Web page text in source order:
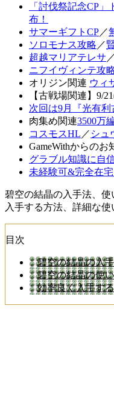
「討伐祭記念CP
布！
サマーギフトCP／
ソロモナス攻略 ／
超越マリアテレサ ／
ニフイヴィンテ攻
オリジン関連 ウィ
【古戦場関連】9/
次回は9月『光有利
肉集め関連3500万
コスモスHL ／ シュ
GameWithからのお
グラブル知識に自
未経験可&完全在
碧空の結晶の入手法、使
入手する方法、詳細な使
目次
碧空の結晶の入
碧空の結晶の使
効率良く入手す